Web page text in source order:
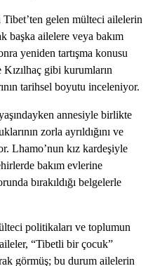
Tibet’ten gelen mülteci ailelerin
başka ailelere veya bakım
yeniden tartışma konusu
gibi kurumların
tarihsel boyutu inceleniyor.
annesiyle birlikte
zorla ayrıldığını ve
Lhamo’nun kız kardeşiyle
bakım evlerine
bırakıldığı belgelerle
politikaları ve toplumun
“Tibetli bir çocuk”
görmüş; bu durum ailelerin